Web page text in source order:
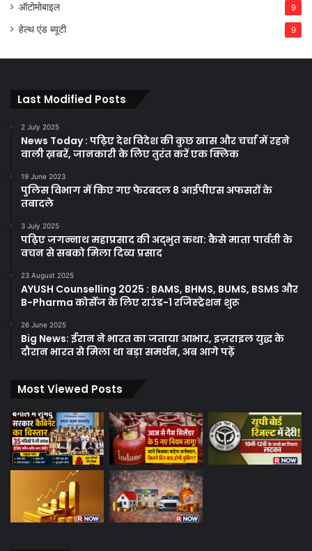
ऑटोमोबाइल 9
हेल्थ एंड ब्यूटी 9
Last Modified Posts
2 July 2025
News Today : पढ़िए देश विदेश की कुछ खास और चर्चा में रहने
वाली ख़बरें, जानकारी के लिए तुरंत करें एक क्लिक
19 June 2023
पुलिस विभाग में किए गए फेरबदल 8 आईपीएस अफसरों के
तबादले
3 July 2025
पढ़िए जगन्नाथ महाप्रसाद की अद्भुत कथा: कैसे माता पार्वती के
वचन से सबको मिला दिव्य प्रसाद
23 August 2025
AYUSH Counselling 2025 : BAMS, BHMS, BUMS, BSMS और
B-Pharma कोर्सेज के लिए राउंड-1 रजिस्ट्रेशन शुरू
26 June 2025
Big News: ईरान ने भारत का जताया आभार, इज़राइल युद्ध के
दौरान भारत से मिला था बड़ा समर्थन, अब आगे पढ़ें
Most Viewed Posts